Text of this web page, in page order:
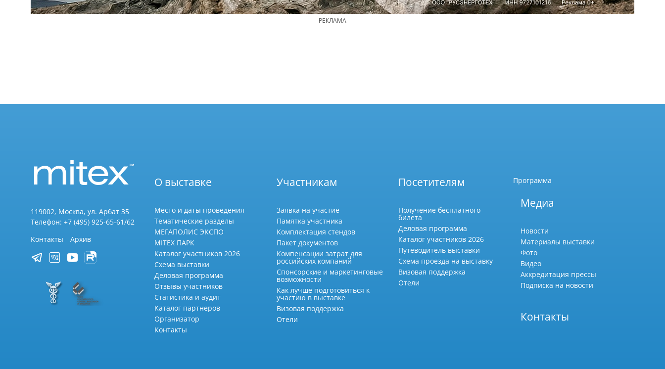
РЕКЛАМА
119002, Москва, ул. Арбат 35
Телефон: +7 (495) 925-65-61/62
Контакты
Архив
О выставке
Место и даты проведения
Тематические разделы
МЕГАПОЛИС ЭКСПО
MITEX ПАРК
Каталог участников 2026
Схема выставки
Деловая программа
Отзывы участников
Статистика и аудит
Каталог партнеров
Организатор
Контакты
Участникам
Заявка на участие
Памятка участника
Комплектация стендов
Пакет документов
Компенсации затрат для
российских компаний
Спонсорские и маркетинговые
возможности
Как лучше подготовиться к
участию в выставке
Визовая поддержка
Отели
Посетителям
Получение бесплатного
билета
Деловая программа
Каталог участников 2026
Путеводитель выставки
Схема проезда на выставку
Визовая поддержка
Отели
Программа
Медиа
Новости
Материалы выставки
Фото
Видео
Аккредитация прессы
Подписка на новости
Контакты